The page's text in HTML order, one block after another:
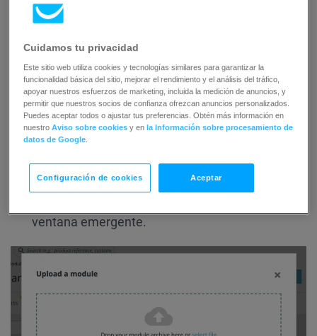
de subir un módulo
ventana emergente.
Cuidamos tu privacidad
Este sitio web utiliza cookies y tecnologías similares para garantizar la
funcionalidad básica del sitio, mejorar el rendimiento y el análisis del tráfico,
apoyar nuestros esfuerzos de marketing, incluida la medición de anuncios, y
permitir que nuestros socios de confianza ofrezcan anuncios personalizados.
Puedes aceptar todos o ajustar tus preferencias. Obtén más información en
nuestroAviso sobre cookies y en la Información sobre procesamiento de
datos de Google.
Configuración de cookies Aceptar